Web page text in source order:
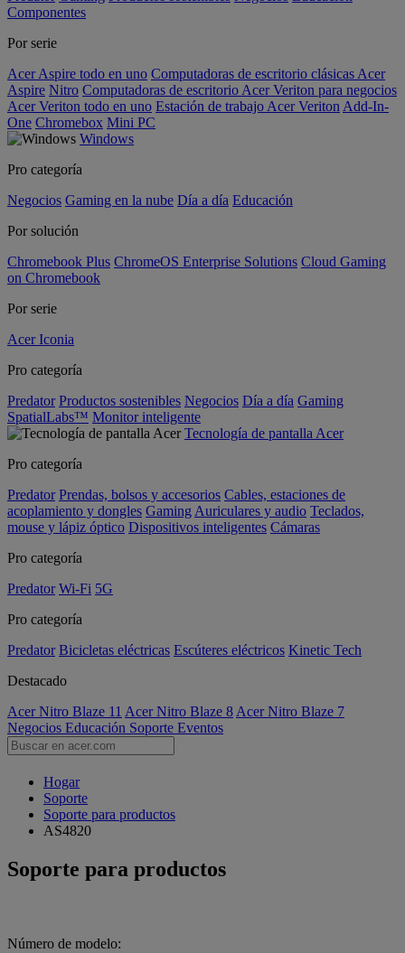
Componentes
Por serie
Acer Aspire todo en uno Computadoras de escritorio clásicas Acer
Aspire Nitro Computadoras de escritorio Acer Veriton para negocios
Acer Veriton todo en uno Estación de trabajo Acer Veriton Add-In-
One Chromebox Mini PC
Windows
Pro categoría
Negocios Gaming en la nube Día a día Educación
Por solución
Chromebook Plus ChromeOS Enterprise Solutions Cloud Gaming
on Chromebook
Por serie
Acer Iconia
Pro categoría
Predator Productos sostenibles Negocios Día a día Gaming
SpatialLabs™ Monitor inteligente
Tecnología de pantalla Acer
Pro categoría
Predator Prendas, bolsos y accesorios Cables, estaciones de
acoplamiento y dongles Gaming Auriculares y audio Teclados,
mouse y lápiz óptico Dispositivos inteligentes Cámaras
Pro categoría
Predator Wi-Fi 5G
Pro categoría
Predator Bicicletas eléctricas Escúteres eléctricos Kinetic Tech
Destacado
Acer Nitro Blaze 11 Acer Nitro Blaze 8 Acer Nitro Blaze 7
Negocios Educación Soporte Eventos
Hogar
Soporte
Soporte para productos
AS4820
Soporte para productos
Número de modelo: